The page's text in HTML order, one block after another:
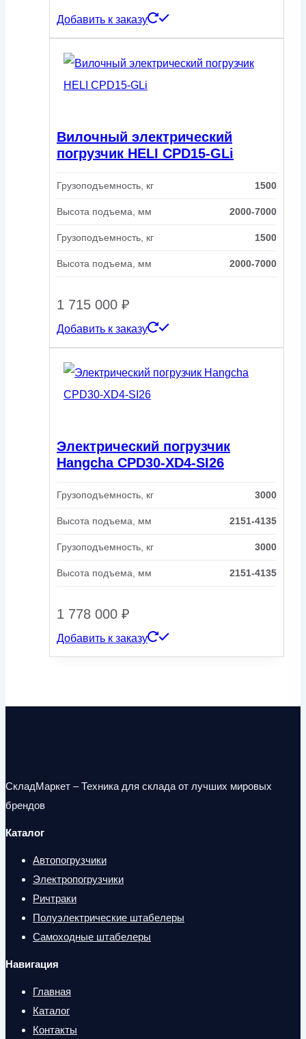
Добавить к заказу
Вилочный электрический
погрузчик HELI CPD15-GLi
Грузоподъемность, кг 1500
Высота подъема, мм 2000-7000
Грузоподъемность, кг 1500
Высота подъема, мм 2000-7000
1 715 000 ₽
Добавить к заказу
Электрический погрузчик
Hangcha CPD30-XD4-SI26
Грузоподъемность, кг 3000
Высота подъема, мм 2151-4135
Грузоподъемность, кг 3000
Высота подъема, мм 2151-4135
1 778 000 ₽
Добавить к заказу
СкладМаркет – Техника для склада от лучших мировых
брендов
Каталог
Автопогрузчики
Электропогрузчики
Ричтраки
Полуэлектрические штабелеры
Самоходные штабелеры
Навигация
Главная
Каталог
Контакты